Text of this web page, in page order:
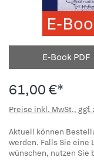
E-
E-Book PDF
61,00 €*
Preise inkl. MwSt.,
Aktuell können
werden. Falls Sie eine
wünschen, nutzen Sie